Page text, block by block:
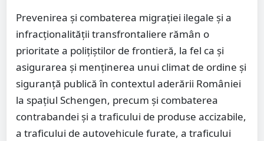
Prevenirea și combaterea migrației ilegale și a
infracționalității transfrontaliere rămân o
prioritate a polițiștilor de frontieră, la fel ca și
asigurarea și menținerea unui climat de ordine și
siguranță publică în contextul aderării României
la spațiul Schengen, precum şi combaterea
contrabandei și a traficului de produse accizabile,
a traficului de autovehicule furate, a traficului